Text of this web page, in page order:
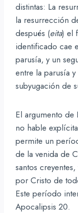
distintas: La
la resurrección
después (eita) el
identificado cae
parusía, y un
entre la parusía y
subyugación de
El argumento de
no hable
permite un
de la venida de
santos
por Cristo de
Este período
Apocalipsis 20.